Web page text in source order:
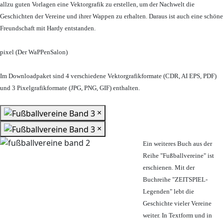
allzu guten Vorlagen eine Vektorgrafik zu erstellen, um der Nachwelt die
Geschichten der Vereine und ihrer Wappen zu erhalten. Daraus ist auch eine schöne
Freundschaft mit Hardy entstanden.
pixel (Der WaPPenSalon)
Im Downloadpaket sind 4 verschiedene Vektorgrafikformate (CDR, AI EPS, PDF)
und 3 Pixelgrafikformate (JPG, PNG, GIF) enthalten.
×
×
Ein weiteres Buch aus der
Reihe "Fußballvereine" ist
erschienen. Mit der
Buchreihe "ZEITSPIEL-
Legenden" lebt die
Geschichte vieler Vereine
weiter. In Textform und in